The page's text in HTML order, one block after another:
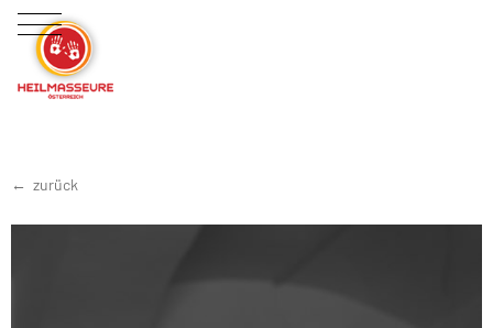
zurück